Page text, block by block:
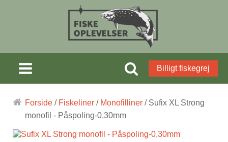
Billigt fiskegrej
Forside / Fiskeliner / Monofilliner / Sufix XL Strong
monofil - Påspoling-0,30mm